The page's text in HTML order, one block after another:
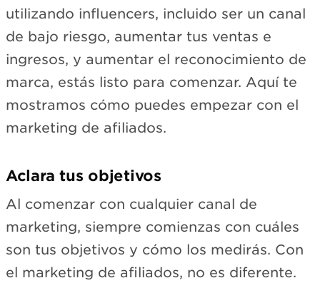
utilizando influencers, incluido ser un canal
de bajo riesgo, aumentar tus ventas e
ingresos, y aumentar el reconocimiento de
marca, estás listo para comenzar. Aquí te
mostramos cómo puedes empezar con el
marketing de afiliados.
Aclara tus objetivos
Al comenzar con cualquier canal de
marketing, siempre comienzas con cuáles
son tus objetivos y cómo los medirás. Con
el marketing de afiliados, no es diferente.